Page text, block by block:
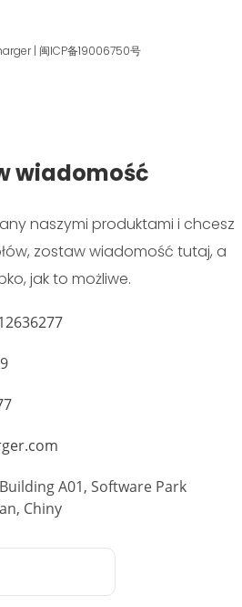
| 闽ICP备19006750号
wiadomość
naszymi produktami i chcesz
zostaw wiadomość tutaj, a
jak to możliwe.
A01, Software Park
Chiny